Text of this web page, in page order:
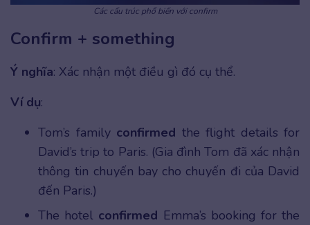
Các cấu trúc phổ biến với confirm
Confirm + something
Ý nghĩa: Xác nhận một điều gì đó cụ thể.
Ví dụ:
Tom’s family confirmed the flight details for
David’s trip to Paris. (Gia đình Tom đã xác nhận
thông tin chuyến bay cho chuyến đi của David
đến Paris.)
The hotel confirmed Emma’s booking for the